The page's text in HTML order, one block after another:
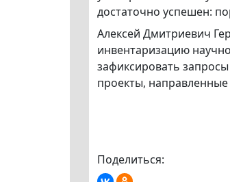
достаточно успешен:
Алексей Дмитриевич
инвентаризацию
зафиксировать
проекты,
Поделиться: